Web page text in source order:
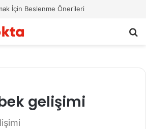
İçin Beslenme Önerileri
gelişimi